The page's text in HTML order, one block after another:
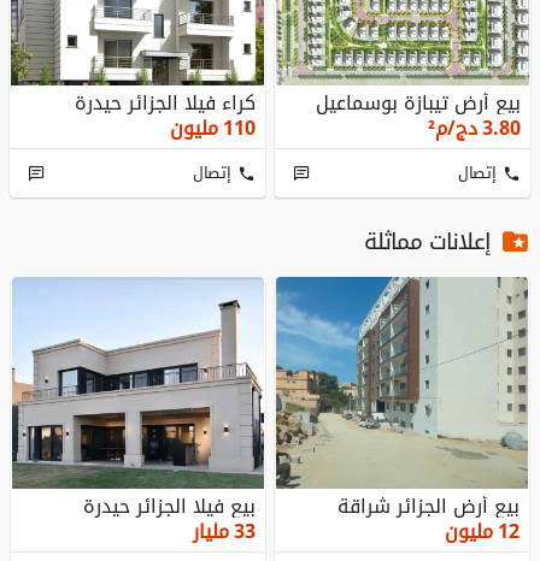
بيع أرض تيبازة بوسماعيل
3.80دج/م²
إتصال
كراء فيلا الجزائر حيدرة
110مليون
إتصال
إعلانات مماثلة
بيع أرض الجزائر شراقة
12مليون
بيع فيلا الجزائر حيدرة
33مليار